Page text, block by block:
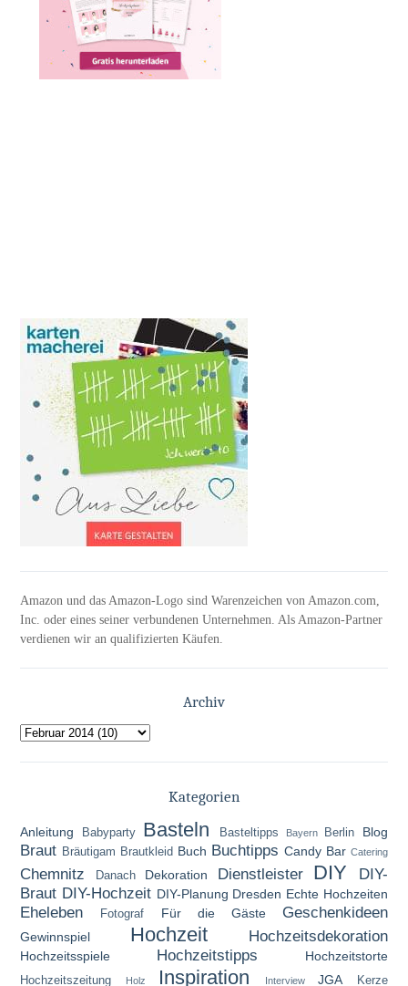
Amazon und das Amazon-Logo sind Warenzeichen von Amazon.com,
Inc. oder eines seiner verbundenen Unternehmen. Als Amazon-Partner
verdienen wir an qualifizierten Käufen.
Archiv
Kategorien
Anleitung Babyparty Basteln Basteltipps Bayern Berlin Blog
Braut Bräutigam Brautkleid Buch Buchtipps Candy Bar Catering
Chemnitz Danach Dekoration Dienstleister DIY
DIY-
Braut DIY-Hochzeit DIY-Planung Dresden Echte Hochzeiten
Eheleben Fotograf Für die Gäste Geschenkideen
Gewinnspiel Hochzeit Hochzeitsdekoration
Hochzeitsspiele Hochzeitstipps Hochzeitstorte
Hochzeitszeitung Holz Inspiration Interview JGA Kerze